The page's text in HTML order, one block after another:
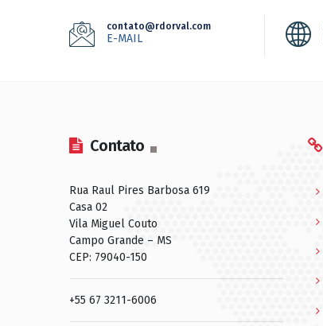
contato@rdorval.com
E-MAIL
Contato
Rua Raul Pires Barbosa 619
Casa 02
Vila Miguel Couto
Campo Grande – MS
CEP: 79040-150
+55 67 3211-6006